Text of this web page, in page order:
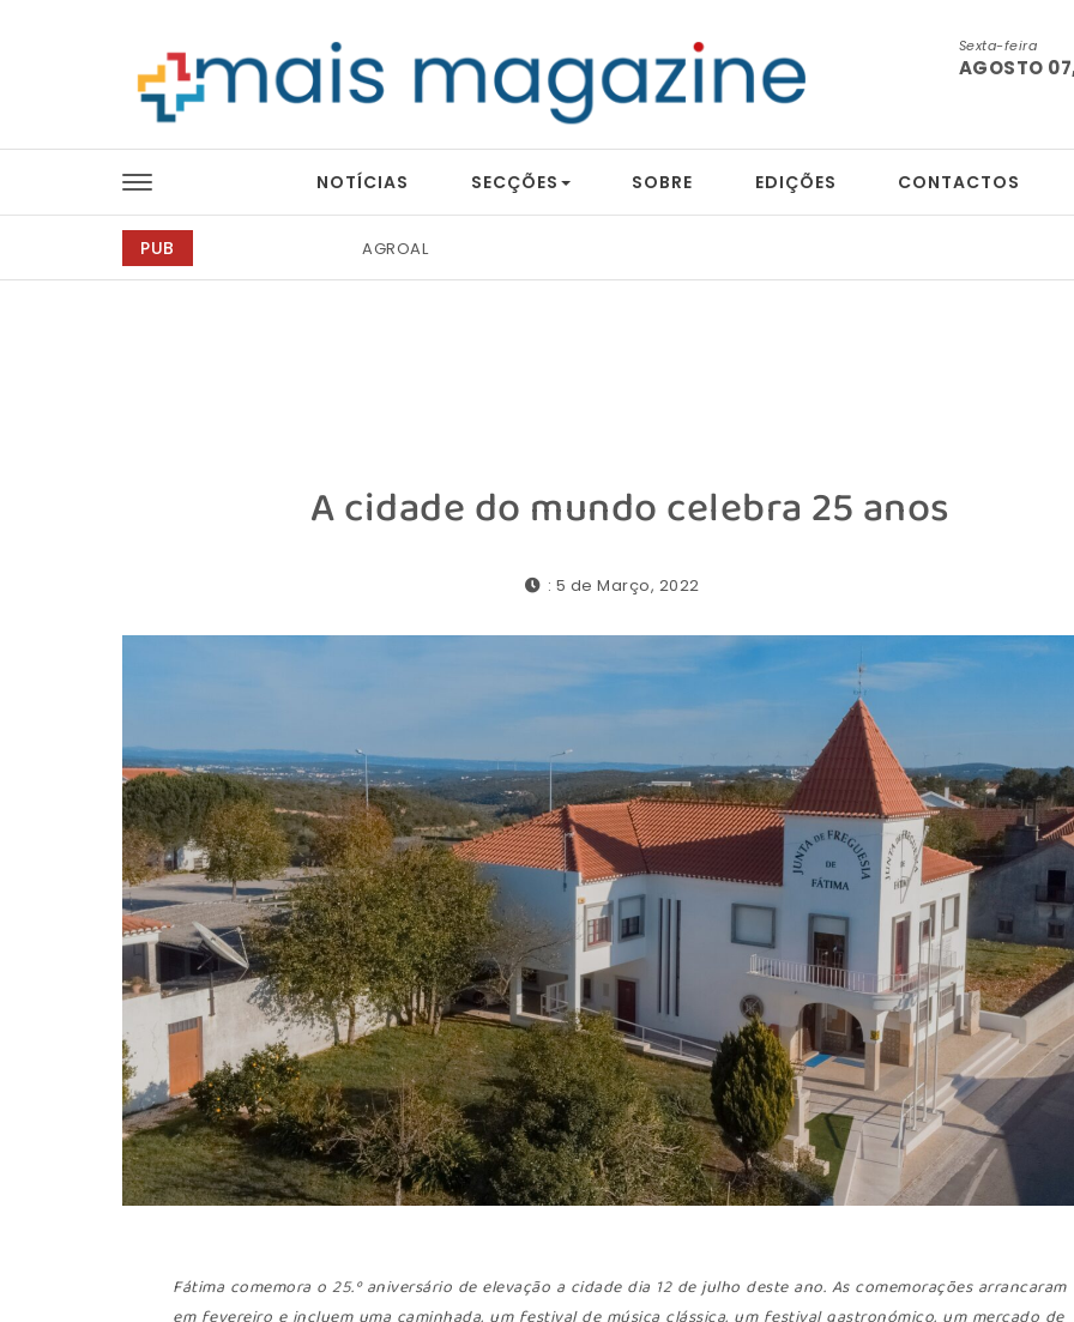
Sexta-feira
AGOSTO
NOTÍCIAS SECÇÕES SOBRE EDIÇÕES CONTACTOS
PUB Ricardo Junqueira Fotografia
A cidade do mundo celebra 25 anos
: 5 de Março, 2022
Fátima comemora o 25.º aniversário de elevação a cidade dia 12 de julho deste ano. As comemorações arrancaram